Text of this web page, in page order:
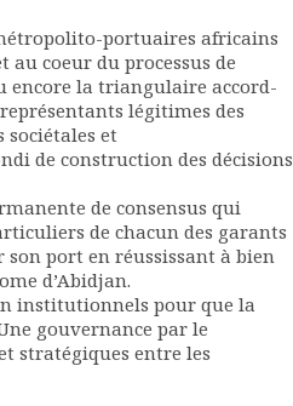
portuaires africains
au coeur du processus de
encore la triangulaire accord-
légitimes des
sociétales et
de construction des décisions
de consensus qui
de chacun des garants
son port en réussissant à bien
d’Abidjan.
institutionnels pour que la
gouvernance par le
stratégiques entre les